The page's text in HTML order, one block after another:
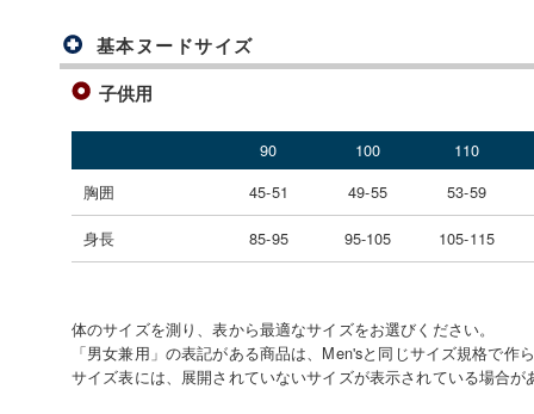
基本ヌードサイズ
子供用
90 100
110
胸囲
45-51 49-55 53-59
身長 85-95 95-105 105-115
体のサイズを測り、表から最適なサイズをお選びください。
「男女兼用」の表記がある商品は、Men'sと同じサイズ規格で作
サイズ表には、展開されていないサイズが表示されている場合が